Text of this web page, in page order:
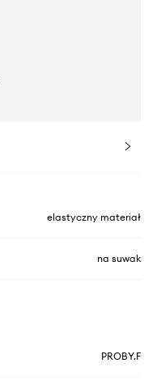
elastyczny materiał
na suwak
PROBY.F